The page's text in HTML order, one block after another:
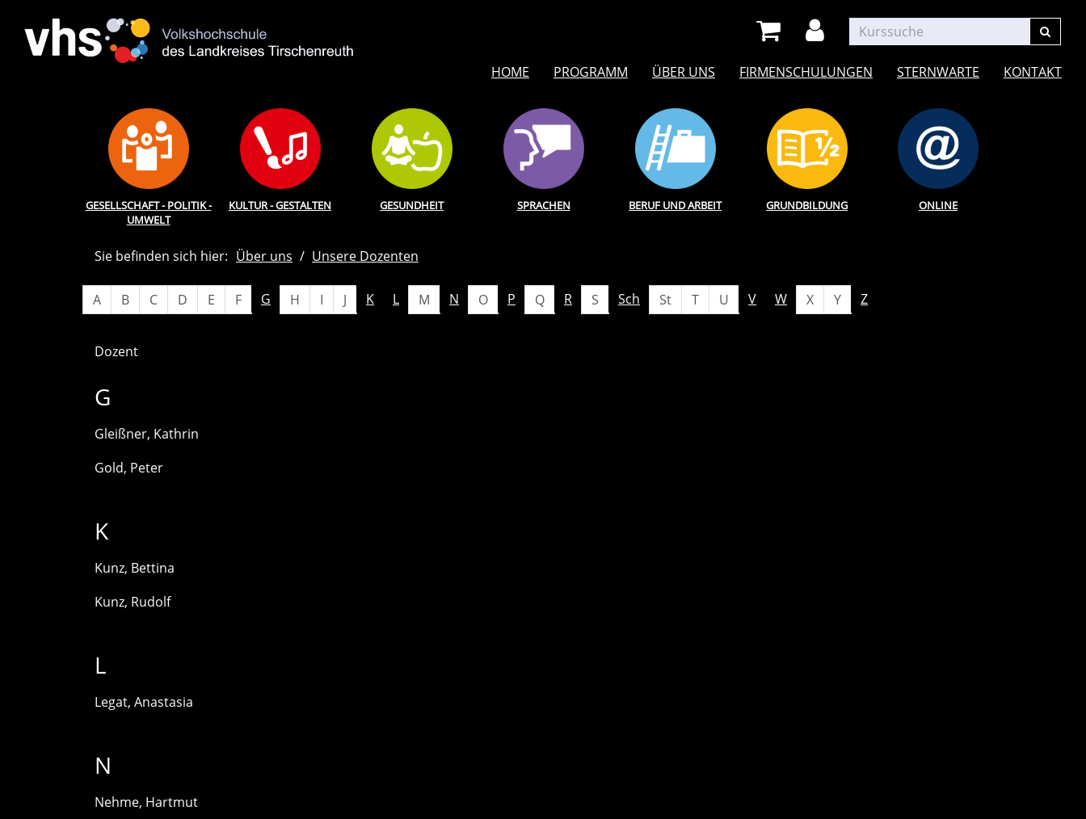
HOME PROGRAMM ÜBER UNS FIRMENSCHULUNGEN STERNWARTE KONTAKT
GESELLSCHAFT - POLITIK -
UMWELT
KULTUR - GESTALTEN GESUNDHEIT SPRACHEN BERUF UND ARBEIT GRUNDBILDUNG ONLINE
Sie befinden sich hier: Über uns Unsere Dozenten
A B C D E F G H I J K L M N O P Q R S Sch St T U V W X Y Z
Dozent
G
Gleißner, Kathrin
Gold, Peter
K
Kunz, Bettina
Kunz, Rudolf
L
Legat, Anastasia
N
Nehme, Hartmut